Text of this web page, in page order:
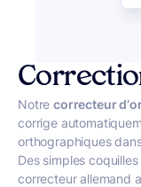
Notrecorrecteur
corrige
orthographiques
Des simples
correcteur allemand